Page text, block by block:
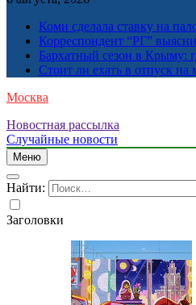
Коми сделала ставку на
Корреспондент “РГ”
Бархатный сезон в Крыму:
Стоит ли ехать в отпуск
Москва
Новостная рассылка
Случайные новости
Меню
Найти:
Заголовки